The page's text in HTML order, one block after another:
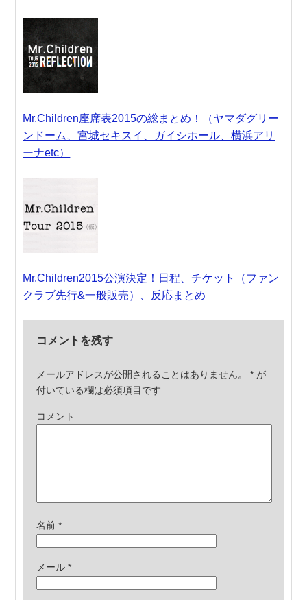
Mr.Children座席表2015の総まとめ！（ヤマダグリー
ンドーム、宮城セキスイ、ガイシホール、横浜アリ
ーナetc）
Mr.Children2015公演決定！日程、チケット（ファン
クラブ先行&一般販売）、反応まとめ
コメントを残す
メールアドレスが公開されることはありません。 * が
付いている欄は必須項目です
コメント
名前*
メール*